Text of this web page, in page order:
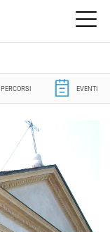
PERCORSI EVENTI